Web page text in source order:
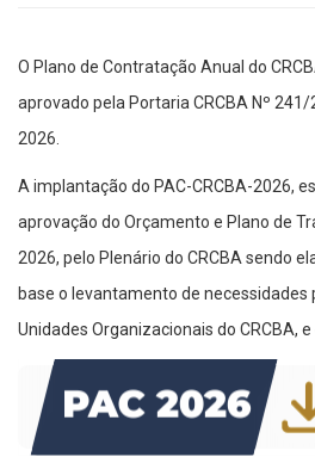
O Plano de Contratação Anual do
aprovado pela Portaria CRCBA Nº
2026.
A implantação do PAC-CRCBA-2026,
aprovação do Orçamento e Plano de
2026, pelo Plenário do CRCBA sendo
base o levantamento de necessidades
Unidades Organizacionais do CRCBA,